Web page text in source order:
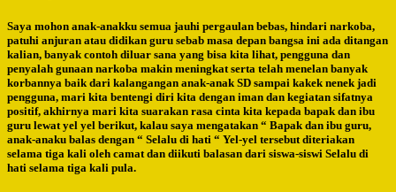
Saya mohon anak-anakku semua jauhi pergaulan bebas, hindari narkoba,
patuhi anjuran atau didikan guru sebab masa depan bangsa ini ada ditangan
kalian, banyak contoh diluar sana yang bisa kita lihat, pengguna dan
penyalah gunaan narkoba makin meningkat serta telah menelan banyak
korbannya baik dari kalangangan anak-anak SD sampai kakek nenek jadi
pengguna, mari kita bentengi diri kita dengan iman dan kegiatan sifatnya
positif, akhirnya mari kita suarakan rasa cinta kita kepada bapak dan ibu
guru lewat yel yel berikut, kalau saya mengatakan “ Bapak dan ibu guru,
anak-anaku balas dengan “ Selalu di hati “ Yel-yel tersebut diteriakan
selama tiga kali oleh camat dan diikuti balasan dari siswa-siswi Selalu di
hati selama tiga kali pula.